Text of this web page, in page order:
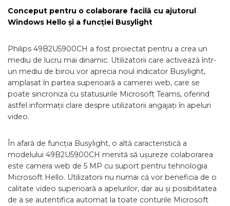
Conceput pentru o colaborare facilă cu ajutorul
Windows Hello și a funcției Busylight
Philips 49B2U5900CH a fost proiectat pentru a crea un
mediu de lucru mai dinamic. Utilizatorii care activează într-
un mediu de birou vor aprecia noul indicator Busylight,
amplasat în partea superioară a camerei web, care se
poate sincroniza cu statusurile Microsoft Teams, oferind
astfel informații clare despre utilizatorii angajați în apeluri
video.
În afară de funcția Busylight, o altă caracteristică a
modelului 49B2U5900CH menită să ușureze colaborarea
este camera web de 5 MP cu suport pentru tehnologia
Microsoft Hello. Utilizatorii nu numai că vor beneficia de o
calitate video superioară a apelurilor, dar au și posibilitatea
de a se autentifica automat la toate conturile Microsoft